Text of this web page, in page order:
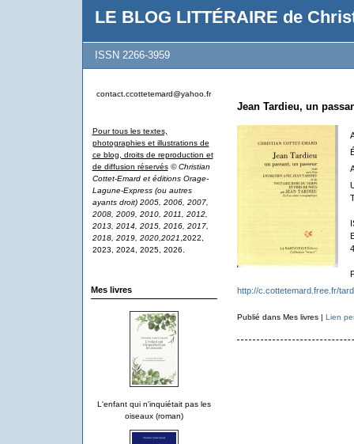
LE BLOG LITTÉRAIRE de
ISSN 2266-3959
contact.ccottetemard@yahoo.fr
Pour tous les textes,
photographies et illustrations de
ce blog, droits de reproduction et
de diffusion réservés © Christian
Cottet-Emard et éditions Orage-
Lagune-Express (ou autres
ayants droit) 2005, 2006, 2007,
2008, 2009, 2010, 2011, 2012,
2013, 2014, 2015, 2016, 2017,
2018, 2019, 2020,2021 ,2022,
2023, 2024, 2025, 2026.
Mes livres
L'enfant qui n'inquiétait pas les
oiseaux (roman)
Jean Tardieu, un
http://c.cottetemard.free.fr/
Publié dans Mes livres | Lien